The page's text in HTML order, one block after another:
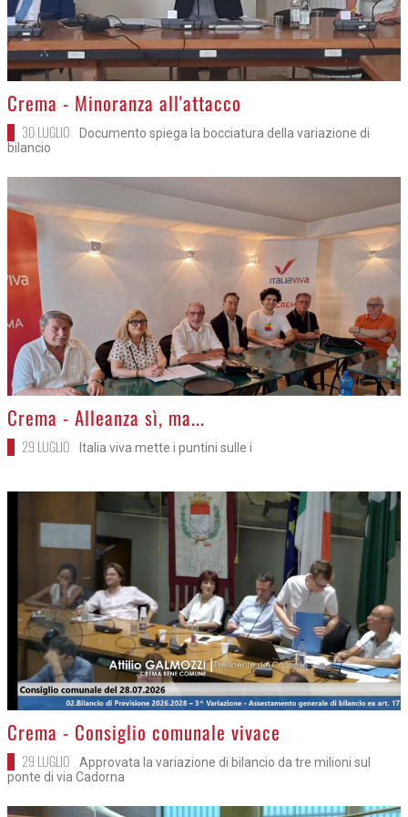
>
Crema - Minoranza all'attacco
30 LUGLIO
Documento spiega la bocciatura della variazione di
bilancio
>
Crema - Alleanza sì, ma...
29 LUGLIO Italia viva mette i puntini sulle i
>
Crema - Consiglio comunale vivace
29 LUGLIO
Approvata la variazione di bilancio da tre milioni sul
ponte di via Cadorna